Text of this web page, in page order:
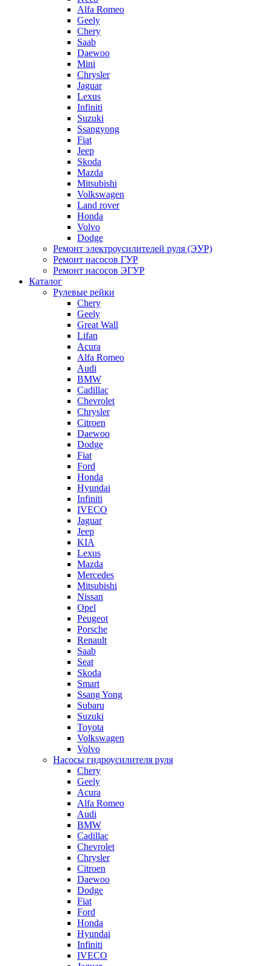
Alfa Romeo
Geely
Chery
Saab
Daewoo
Mini
Chrysler
Jaguar
Lexus
Infiniti
Suzuki
Ssangyong
Fiat
Jeep
Skoda
Mazda
Mitsubishi
Volkswagen
Land rover
Honda
Volvo
Dodge
Ремонт электроусилителей руля (ЭУР)
Ремонт насосов ГУР
Ремонт насосов ЭГУР
Каталог
Рулевые рейки
Chery
Geely
Great Wall
Lifan
Acura
Alfa Romeo
Audi
BMW
Cadillac
Chevrolet
Chrysler
Citroen
Daewoo
Dodge
Fiat
Ford
Honda
Hyundai
Infiniti
IVECO
Jaguar
Jeep
KIA
Lexus
Mazda
Mercedes
Mitsubishi
Nissan
Opel
Peugeot
Porsche
Renault
Saab
Seat
Skoda
Smart
Ssang Yong
Subaru
Suzuki
Toyota
Volkswagen
Volvo
Насосы гидроусилителя руля
Chery
Geely
Acura
Alfa Romeo
Audi
BMW
Cadillac
Chevrolet
Chrysler
Citroen
Daewoo
Dodge
Fiat
Ford
Honda
Hyundai
Infiniti
IVECO